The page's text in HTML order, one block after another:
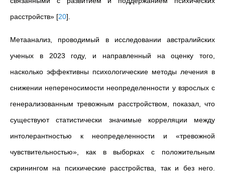
расстройств» [20]
Метаанализ, проводимый в исследовании австралийских
ученых в 2023 году, и направленный на оценку того,
насколько эффективны психологические методы лечения в
снижении непереносимости неопределенности у взрослых с
генерализованным тревожным расстройством, показал, что
существуют статистически значимые корреляции между
интолерантностью к неопределенности и «тревожной
чувствительностью», как в выборках с положительным
скринингом на психические расстройства, так и без него.